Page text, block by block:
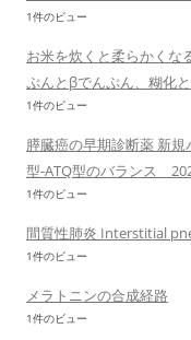
1件のビュー
お米を炊くと柔らかくな
ぷんとβでんぷん、糊化
1件のビュー
膵臓癌の早期診断薬 新
型-ATQ型のバランス
1件のビュー
間質性肺炎 Interstitial
1件のビュー
メラトニンの合成経路
1件のビュー